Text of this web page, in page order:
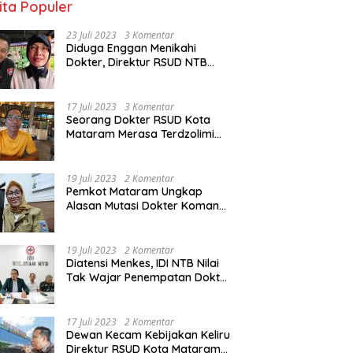
Populer
23 Juli 2023 3 Komentar
Diduga Enggan Menikahi
Dokter, Direktur RSUD NTB
17 Juli 2023 3 Komentar
Seorang Dokter RSUD Kota
Mataram Merasa Terdzolimi
19 Juli 2023 2 Komentar
Pemkot Mataram Ungkap
Alasan Mutasi Dokter Komang
19 Juli 2023 2 Komentar
Diatensi Menkes, IDI NTB Nilai
Tak Wajar Penempatan Dokter
17 Juli 2023 2 Komentar
Dewan Kecam Kebijakan Keliru
Direktur RSUD Kota Mataram